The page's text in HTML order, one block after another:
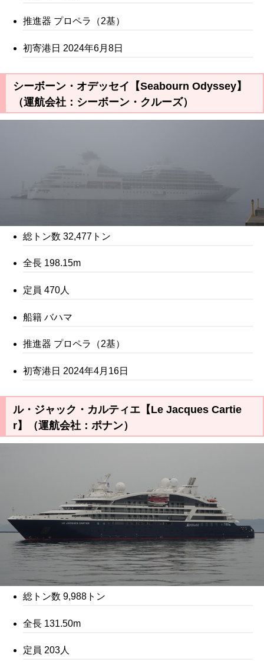
推進器 プロペラ（2基）
初寄港日 2024年6月8日
シーボーン・オデッセイ【Seabourn Odyssey】
（運航会社：シーボーン・クルーズ）
総トン数 32,477トン
全長 198.15m
定員 470人
船籍 バハマ
推進器 プロペラ（2基）
初寄港日 2024年4月16日
ル・ジャック・カルティエ【Le Jacques Cartie
r】（運航会社：ポナン）
総トン数 9,988トン
全長 131.50m
定員 203人